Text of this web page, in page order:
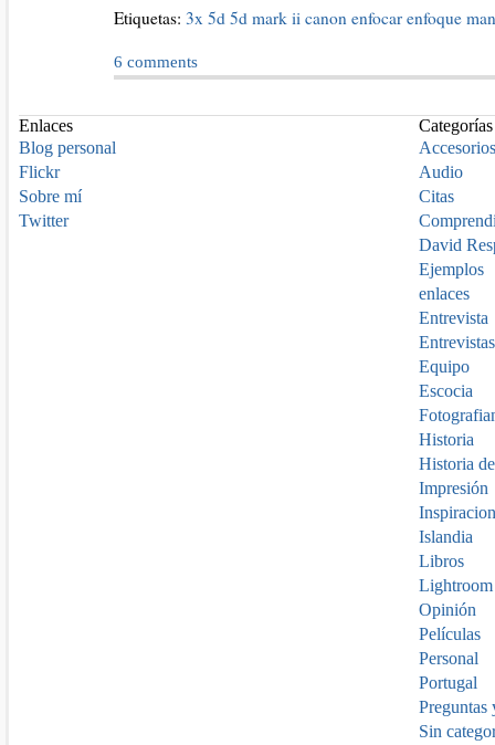
Etiquetas: 3x 5d 5d mark ii canon enfocar enfoque
6 comments
Enlaces
Blog personal
Flickr
Sobre mí
Twitter
Categorías
Accesorios
Audio
Citas
David
Ejemplos
enlaces
Entrevista
Entrevistas
Equipo
Escocia
Historia
Historia
Impresión
Islandia
Libros
Lightroom
Opinión
Películas
Personal
Portugal
Preguntas
Sin